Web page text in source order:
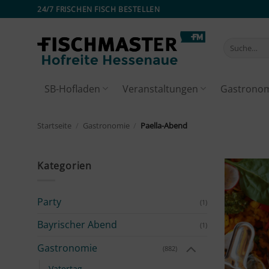
Inhalt
24/7 FRISCHEN FISCH BESTELLEN
Suche
SB-Hofladen Veranstaltungen
Startseite Gastronomie Paella-Abend
Kategorien
Party (1)
Bayrischer Abend (1)
Gastronomie (882)